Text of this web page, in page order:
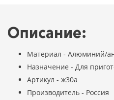
Описание:
Материал - Алюминий/
Назначение - Для
Артикул - ж30а
Производитель - Россия